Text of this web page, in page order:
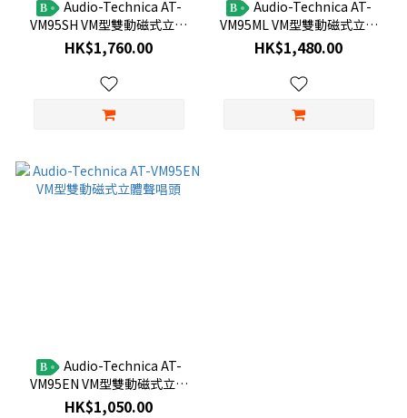
B
VM95SH VM型雙動磁式立體
聲唱頭
HK$1,760.00
B
VM95ML VM型雙動磁式立體
聲唱頭
HK$1,480.00
B
VM95EN VM型雙動磁式立體
聲唱頭
HK$1,050.00